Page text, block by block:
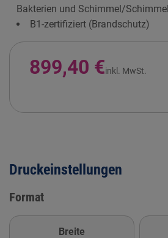
Bakterien und Schimmel/
B1-zertifiziert (Brandschutz)
899,40 €inkl. MwSt.
Druckeinstellungen
Format
Breite